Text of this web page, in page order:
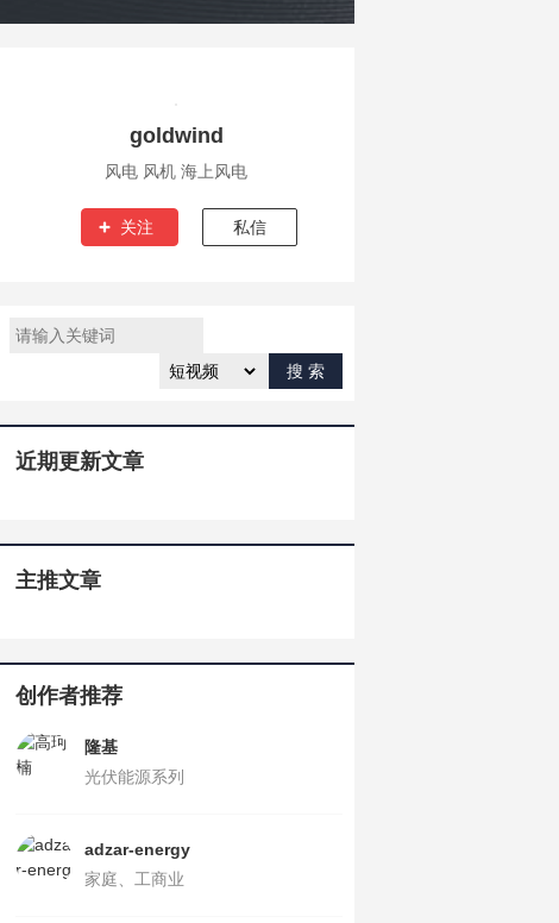
goldwind
风电 风机 海上风电
关注 私信
近期更新文章
主推文章
创作者推荐
隆基
光伏能源系列
adzar-energy
家庭、工商业